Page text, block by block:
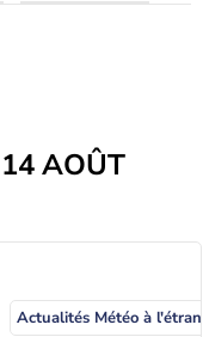
AOÛT